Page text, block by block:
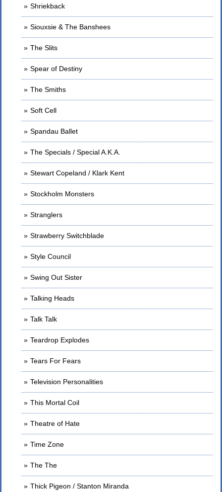
Shriekback
Siouxsie & The Banshees
The Slits
Spear of Destiny
The Smiths
Soft Cell
Spandau Ballet
The Specials / Special A.K.A.
Stewart Copeland / Klark Kent
Stockholm Monsters
Stranglers
Strawberry Switchblade
Style Council
Swing Out Sister
Talking Heads
Talk Talk
Teardrop Explodes
Tears For Fears
Television Personalities
This Mortal Coil
Theatre of Hate
Time Zone
The The
Thick Pigeon / Stanton Miranda